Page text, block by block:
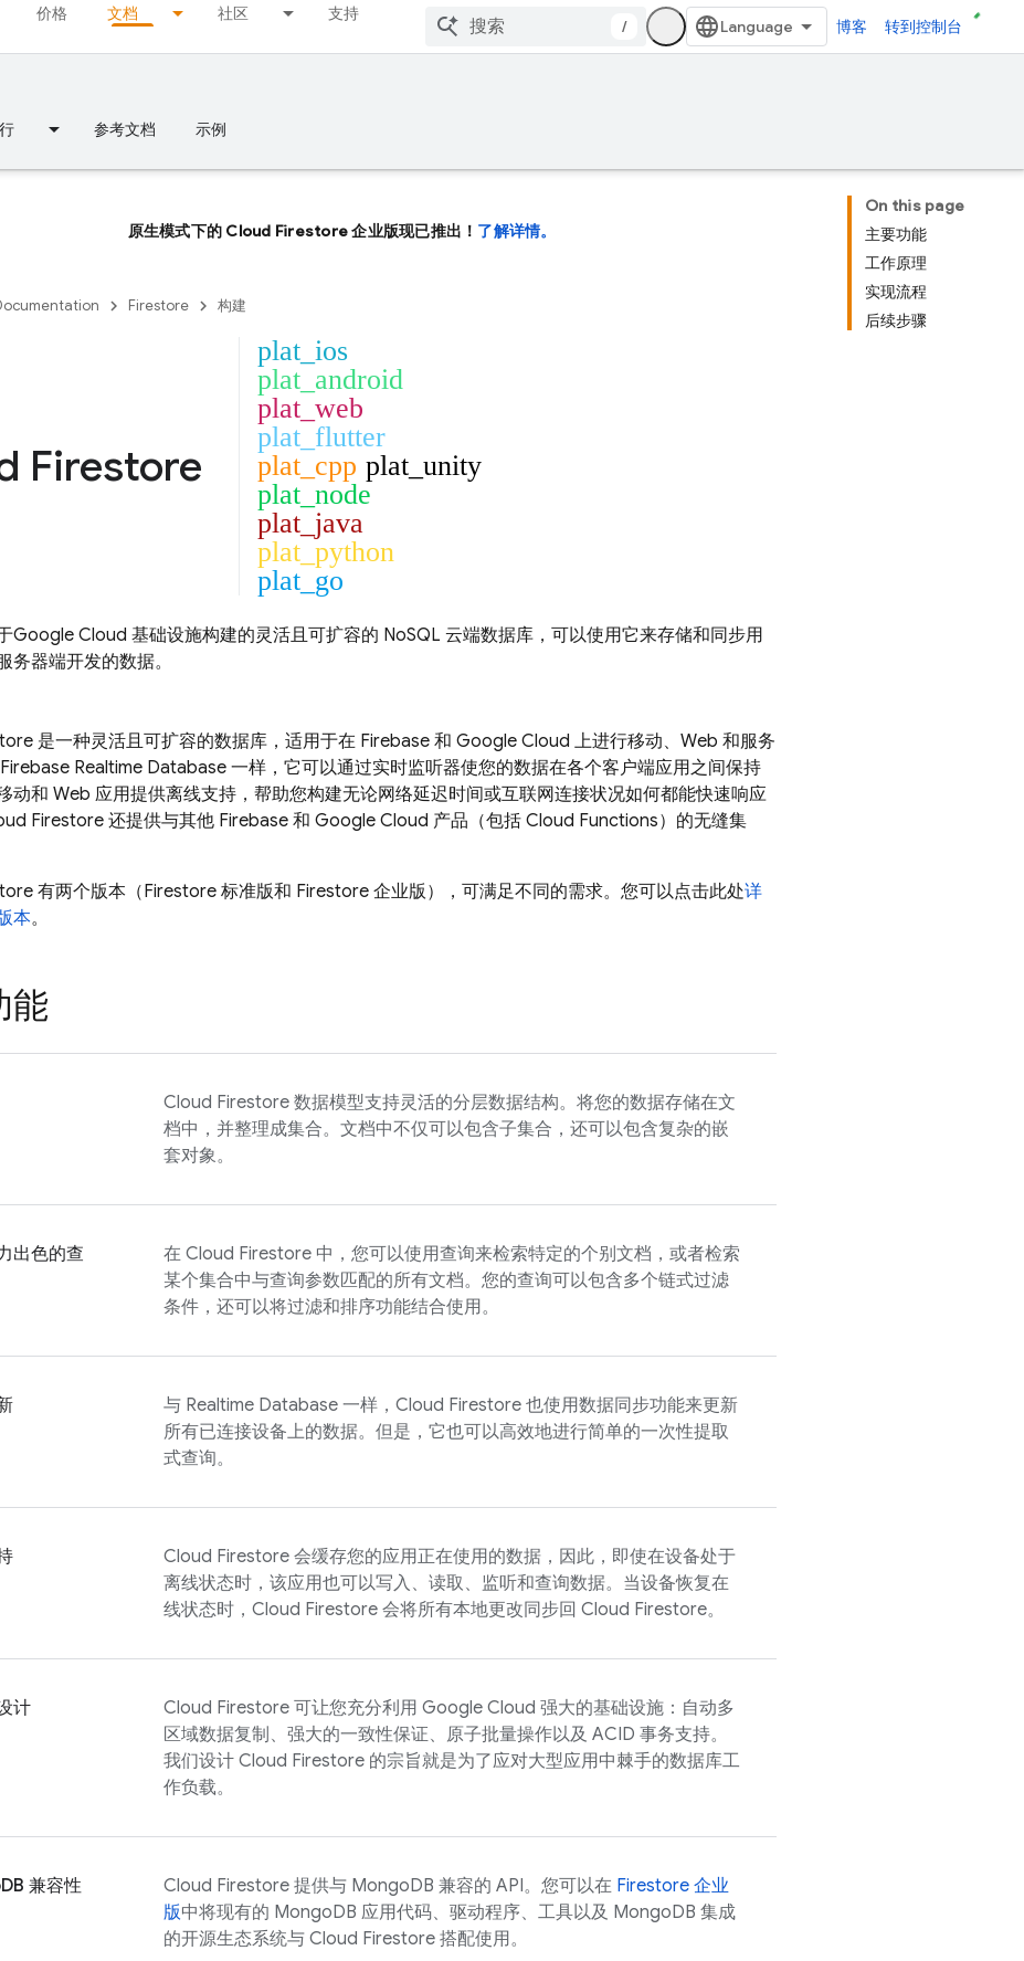
价格 文档 社区 支持
/ 博客 转到控制台
参考文档 示例
On this page
主要功能
工作原理
实现流程
后续步骤
原生模式下的 Cloud Firestore 企业版现已推出！ 了解详情。
Firestore 构建
Firestore
plat_ios
plat_android
plat_web
plat_flutter
plat_cpp plat_unity
plat_node
plat_java
plat_python
plat_go
Google Cloud 基础设施构建的灵活且可扩容的 NoSQL 云端数据库，可以使用它来存储和同步用
务器端开发的数据。
是一种灵活且可扩容的数据库，适用于在 Firebase 和 Google Cloud 上进行移动、Web 和服务
Firebase Realtime Database 一样，它可以通过实时监听器使您的数据在各个客户端应用之间保持
动和 Web 应用提供离线支持，帮助您构建无论网络延迟时间或互联网连接状况如何都能快速响应
Firestore 还提供与其他 Firebase 和 Google Cloud 产品（包括 Cloud Functions）的无缝集
有两个版本（Firestore 标准版和 Firestore 企业版），可满足不同的需求。您可以点击此处详
本。
能
Cloud Firestore 数据模型支持灵活的分层数据结构。将您的数据存储在文
档中，并整理成集合。文档中不仅可以包含子集合，还可以包含复杂的嵌
套对象。
出色的查
在 Cloud Firestore 中，您可以使用查询来检索特定的个别文档，或者检索
某个集合中与查询参数匹配的所有文档。您的查询可以包含多个链式过滤
条件，还可以将过滤和排序功能结合使用。
与 Realtime Database 一样， Cloud Firestore 也使用数据同步功能来更新
所有已连接设备上的数据。但是，它也可以高效地进行简单的一次性提取
式查询。
Cloud Firestore 会缓存您的应用正在使用的数据，因此，即使在设备处于
离线状态时，该应用也可以写入、读取、监听和查询数据。当设备恢复在
线状态时， Cloud Firestore 会将所有本地更改同步回 Cloud Firestore。
计 Cloud Firestore 可让您充分利用 Google Cloud 强大的基础设施：自动多
区域数据复制、强大的一致性保证、原子批量操作以及 ACID 事务支持。
我们设计 Cloud Firestore 的宗旨就是为了应对大型应用中棘手的数据库工
作负载。
兼容性 Cloud Firestore 提供与 MongoDB 兼容的 API。您可以在 Firestore 企业
版中将现有的 MongoDB 应用代码、驱动程序、工具以及 MongoDB 集成
的开源生态系统与 Cloud Firestore 搭配使用。